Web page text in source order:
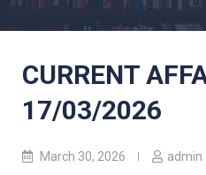
CURRENT
17/03/2026
March 30, 2026 admin